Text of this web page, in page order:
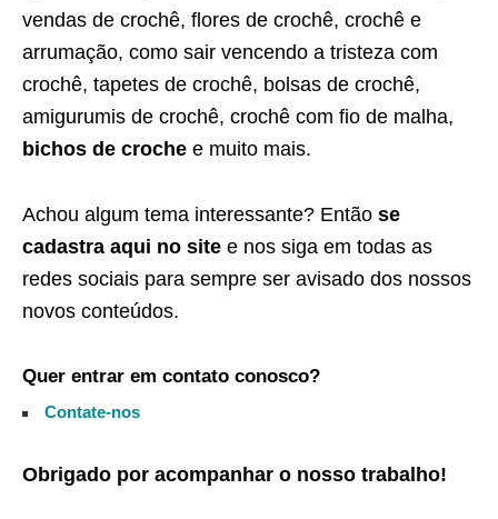
vendas de crochê, flores de crochê, crochê e
arrumação, como sair vencendo a tristeza com
crochê, tapetes de crochê, bolsas de crochê,
amigurumis de crochê, crochê com fio de malha,
bichos de croche e muito mais.
Achou algum tema interessante? Então se
cadastra aqui no site e nos siga em todas as
redes sociais para sempre ser avisado dos nossos
novos conteúdos.
Quer entrar em contato conosco?
Contate-nos
Obrigado por acompanhar o nosso trabalho!